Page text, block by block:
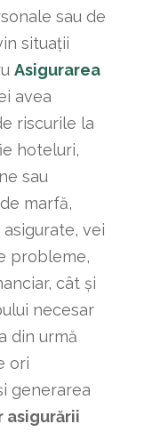
sau de
situații
Asigurarea
avea
riscurile la
hoteluri,
sau
marfă,
vei
probleme,
cât și
necesar
din urmă
ori
generarea
asigurării